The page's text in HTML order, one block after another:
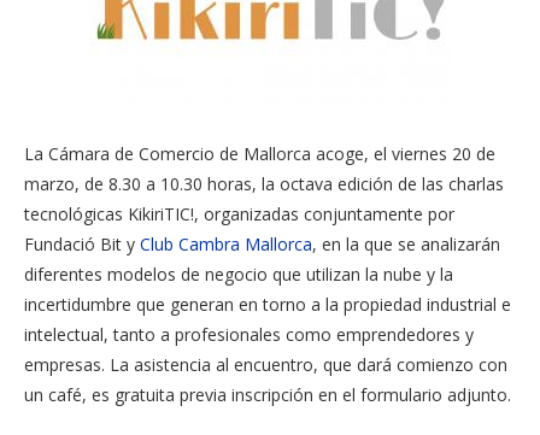
La Cámara de Comercio de Mallorca acoge, el viernes 20 de
marzo, de 8.30 a 10.30 horas, la octava edición de las charlas
tecnológicas KikiriTIC!, organizadas conjuntamente por
Fundació Bit y Club Cambra Mallorca, en la que se analizarán
diferentes modelos de negocio que utilizan la nube y la
incertidumbre que generan en torno a la propiedad industrial e
intelectual, tanto a profesionales como emprendedores y
empresas. La asistencia al encuentro, que dará comienzo con
un café, es gratuita previa inscripción en el formulario adjunto.